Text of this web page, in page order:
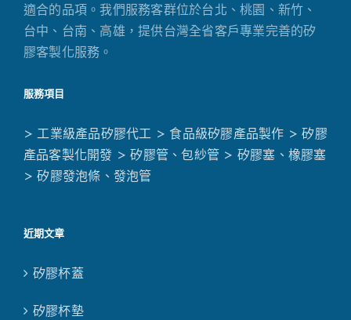
適合的品項。我們服務客群位於台北、桃園、新竹、
台中、台南、高雄，提供台灣全省客戶專業完善的矽
膠客製化服務。
服務項目
> 工業級產品矽膠代工 > 食品級矽膠產品製作 > 矽膠
產品客製化開發 > 矽膠管、包紗管 > 矽膠塞、橡膠塞
> 矽膠發泡條、發泡管
近期文章
矽膠杯蓋
矽膠杯墊